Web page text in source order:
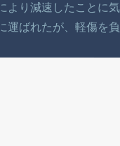
より減速したことに
運ばれたが、軽傷を